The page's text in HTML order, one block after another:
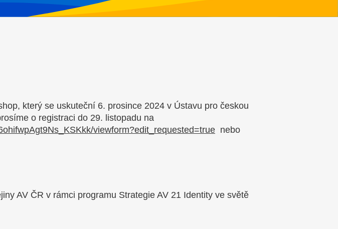
který se uskuteční 6. prosince 2024 v Ústavu pro českou
o registraci do 29. listopadu na
viewform?edit_requested=true nebo
AV ČR v rámci programu Strategie AV 21 Identity ve světě